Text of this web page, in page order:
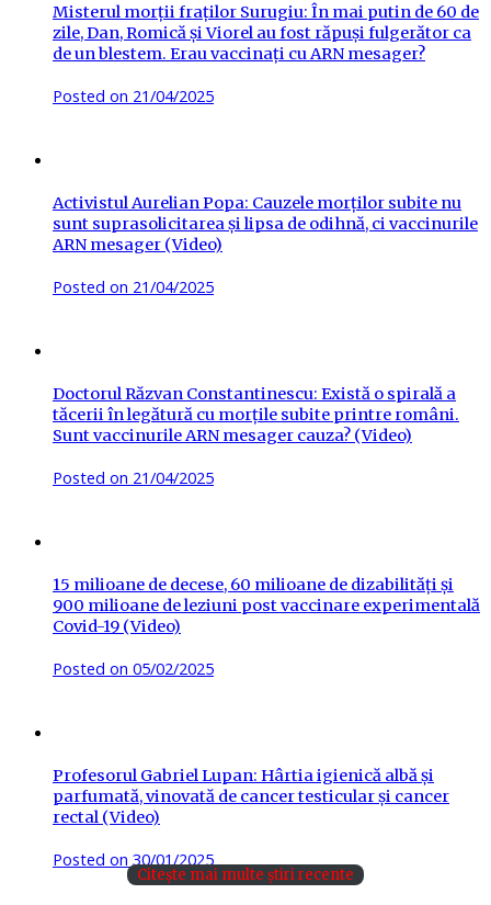
Misterul morții fraților Surugiu: În mai putin de 60 de
zile, Dan, Romică și Viorel au fost răpuși fulgerător ca
de un blestem. Erau vaccinați cu ARN mesager?
Posted on 21/04/2025
Activistul Aurelian Popa: Cauzele morților subite nu
sunt suprasolicitarea și lipsa de odihnă, ci vaccinurile
ARN mesager (Video)
Posted on 21/04/2025
Doctorul Răzvan Constantinescu: Există o spirală a
tăcerii în legătură cu morțile subite printre români.
Sunt vaccinurile ARN mesager cauza? (Video)
Posted on 21/04/2025
15 milioane de decese, 60 milioane de dizabilități și
900 milioane de leziuni post vaccinare experimentală
Covid-19 (Video)
Posted on 05/02/2025
Profesorul Gabriel Lupan: Hârtia igienică albă și
parfumată, vinovată de cancer testicular și cancer
rectal (Video)
Posted on30/01/2025
Citește mai multe știri recente